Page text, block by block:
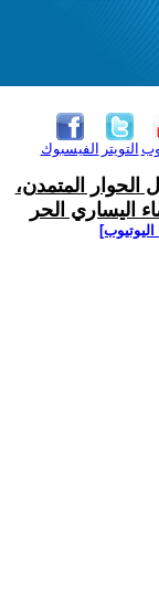
الفيسبوك التويتر
الحوار المتمدن،
اليساري الحر